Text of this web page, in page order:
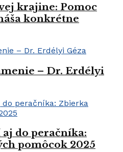
krajine: Pomoc
konkrétne
– Dr. Erdélyi
aj do peračníka:
pomôcok 2025